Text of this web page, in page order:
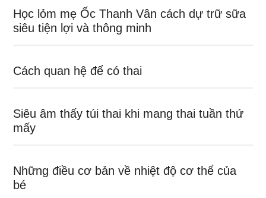
Học lỏm mẹ Ốc Thanh Vân cách dự trữ sữa
siêu tiện lợi và thông minh
Cách quan hệ để có thai
Siêu âm thấy túi thai khi mang thai tuần thứ
mấy
Những điều cơ bản về nhiệt độ cơ thể của
bé